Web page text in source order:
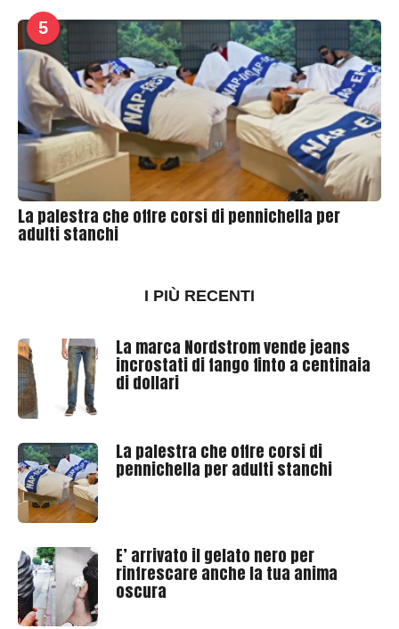
5
La palestra che offre corsi di pennichella per
adulti stanchi
I PIÙ RECENTI
La marca Nordstrom vende jeans
incrostati di fango finto a centinaia
di dollari
La palestra che offre corsi di
pennichella per adulti stanchi
E’ arrivato il gelato nero per
rinfrescare anche la tua anima
oscura